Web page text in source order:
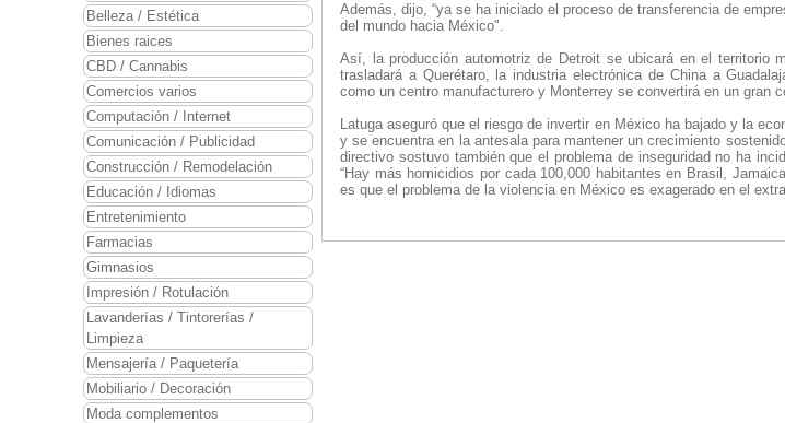
Belleza / Estética
Bienes raices
CBD / Cannabis
Comercios varios
Computación / Internet
Comunicación / Publicidad
Construcción / Remodelación
Educación / Idiomas
Entretenimiento
Farmacias
Gimnasios
Impresión / Rotulación
Lavanderías / Tintorerías /
Limpieza
Mensajería / Paquetería
Mobiliario / Decoración
Moda complementos
Además, dijo, “ya se ha iniciado el proceso de transferencia de
del mundo hacia México".
Así, la producción automotriz de Detroit se ubicará en el territorio
trasladará a Querétaro, la industria electrónica de China a
como un centro manufacturero y Monterrey se convertirá en un gran
Latuga aseguró que el riesgo de invertir en México ha bajado y la
y se encuentra en la antesala para mantener un crecimiento
directivo sostuvo también que el problema de inseguridad no ha
“Hay más homicidios por cada 100,000 habitantes en Brasil,
es que el problema de la violencia en México es exagerado en el